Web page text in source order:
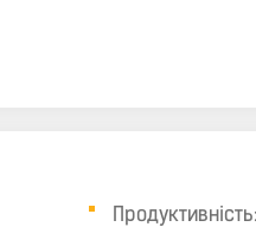
Продуктивність: